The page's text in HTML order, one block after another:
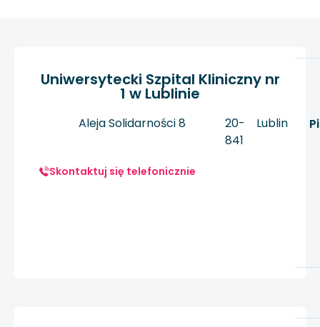
Uniwersytecki Szpital Kliniczny nr
1 w Lublinie
Aleja Solidarności 8
20-
841
Lublin
Skontaktuj się telefonicznie